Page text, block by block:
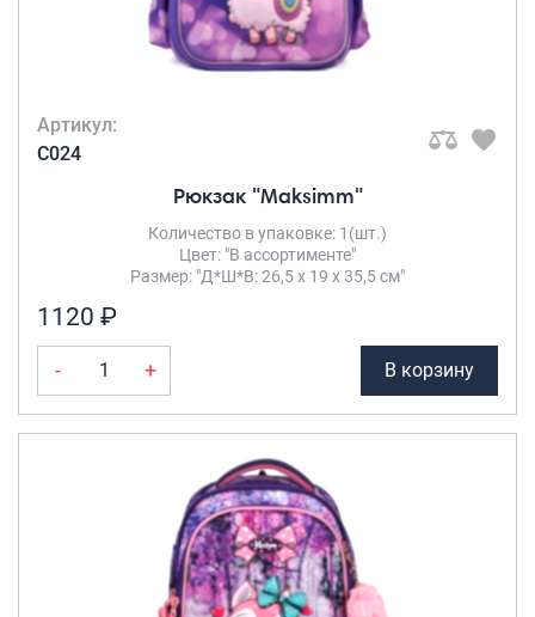
Артикул:
C024
Рюкзак "Maksimm"
Количество в упаковке: 1(шт.)
Цвет: "В ассортименте"
Размер: "Д*Ш*В: 26,5 х 19 х 35,5 см"
1120 ₽
- + В корзину